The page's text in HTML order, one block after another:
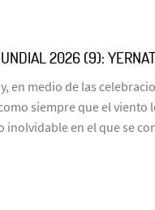
2026 (9):
en medio de las
siempre que el viento
inolvidable en el que se